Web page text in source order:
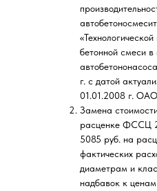
бетонной смеси
г. с датой
01.01.2008 г.
Замена
расценке ФССЦ
5085 руб. на
фактических
диаметрам и
надбавок к